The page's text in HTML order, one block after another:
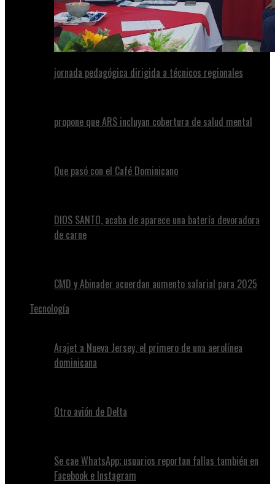
jornada pedagógica dirigida a técnicos regionales
propone que ARS incluyan cobertura de salud mental
Que pasó con el Café Dominicano
DIOS SANTO, acaba de aparece una batería devoradora
de carne
CMD y Abinader acuerdan aumento salarial para 2025
Tecnología
Arajet a Nueva Jersey, el primero de una aerolínea
dominicana
Otro avión de Delta
Se cae WhatsApp; usuarios reportan fallas también en
Facebook e Instagram